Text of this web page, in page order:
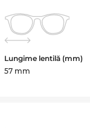
Lungime lentilă (mm)
57 mm